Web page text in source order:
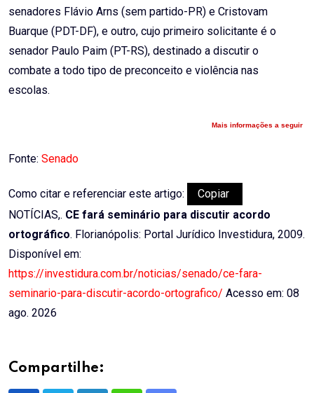
senadores Flávio Arns (sem partido-PR) e Cristovam
Buarque (PDT-DF), e outro, cujo primeiro solicitante é o
senador Paulo Paim (PT-RS), destinado a discutir o
combate a todo tipo de preconceito e violência nas
escolas.
Mais informações a seguir
Fonte: Senado
Como citar e referenciar este artigo:
Copiar
NOTÍCIAS,. CE fará seminário para discutir acordo
ortográfico. Florianópolis: Portal Jurídico Investidura, 2009.
Disponível em:
https://investidura.com.br/noticias/senado/ce-fara-
seminario-para-discutir-acordo-ortografico/ Acesso em: 08
ago. 2026
Compartilhe: